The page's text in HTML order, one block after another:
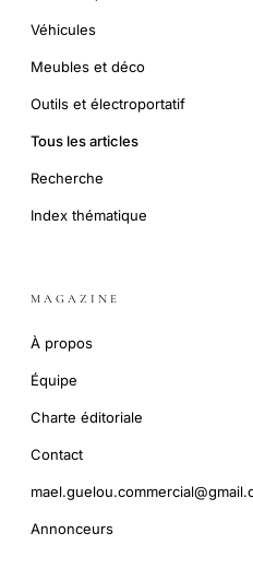
Véhicules
Meubles et déco
Outils et électroportatif
Tous les articles
Recherche
Index thématique
MAGAZINE
À propos
Équipe
Charte éditoriale
Contact
Annonceurs